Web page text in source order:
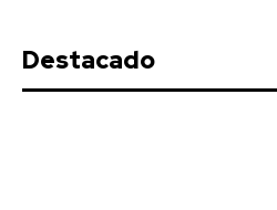
Destacado